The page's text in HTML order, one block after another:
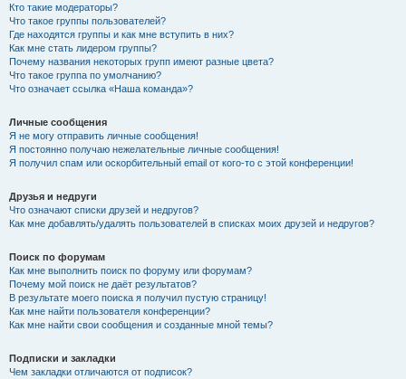
Кто такие модераторы?
Что такое группы пользователей?
Где находятся группы и как мне вступить в них?
Как мне стать лидером группы?
Почему названия некоторых групп имеют разные цвета?
Что такое группа по умолчанию?
Что означает ссылка «Наша команда»?
Личные сообщения
Я не могу отправить личные сообщения!
Я постоянно получаю нежелательные личные сообщения!
Я получил спам или оскорбительный email от кого-то с этой конференции!
Друзья и недруги
Что означают списки друзей и недругов?
Как мне добавлять/удалять пользователей в списках моих друзей и недругов?
Поиск по форумам
Как мне выполнить поиск по форуму или форумам?
Почему мой поиск не даёт результатов?
В результате моего поиска я получил пустую страницу!
Как мне найти пользователя конференции?
Как мне найти свои сообщения и созданные мной темы?
Подписки и закладки
Чем закладки отличаются от подписок?